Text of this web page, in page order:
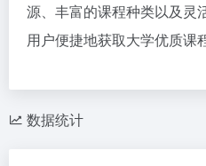
源、丰富的课程种类以及灵
用户便捷地获取大学优质课
数据统计